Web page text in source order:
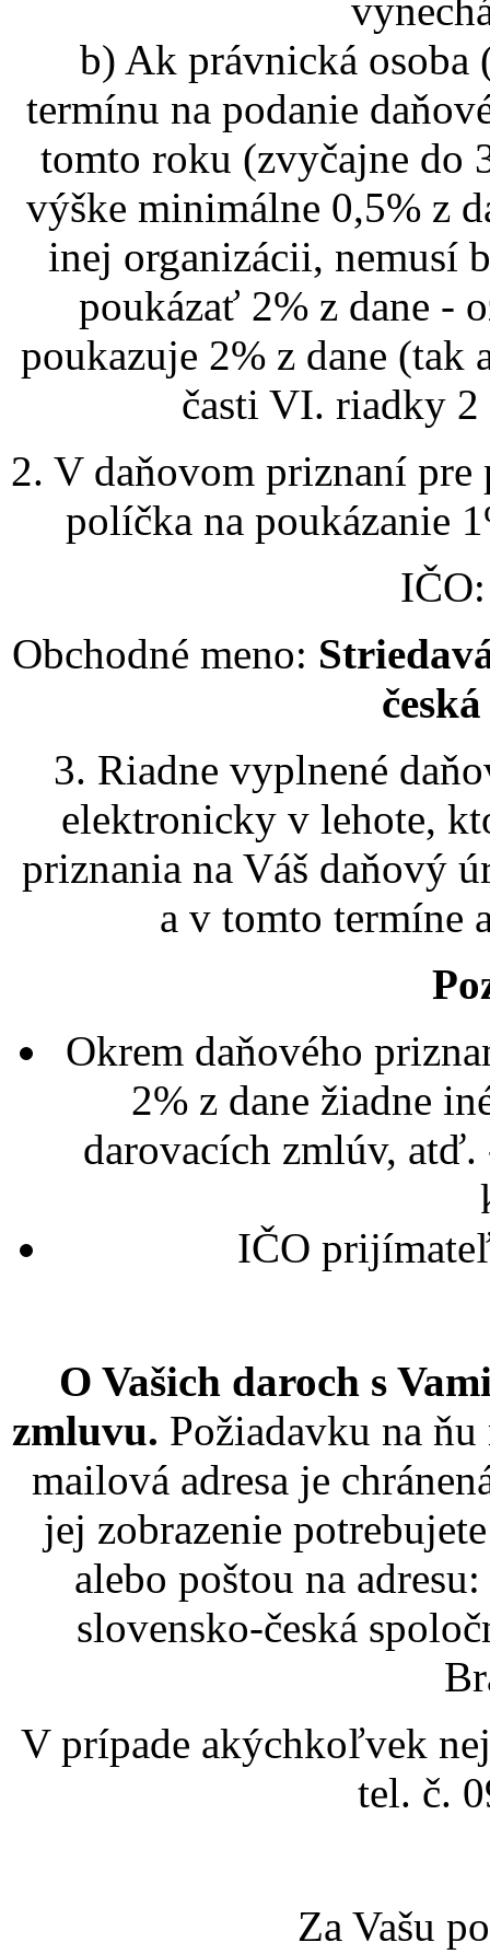
b) Ak právnická
termínu na podanie
tomto roku (zvyčajne do
výške minimálne 0,5% z
inej organizácii, nemusí
poukázať 2% z dane -
poukazuje 2% z dane
časti VI. riadky 2
2. V daňovom priznaní
políčka na poukázanie
Obchodné meno:
3. Riadne vyplnené
elektronicky v lehote,
priznania na Váš daňový
a v tomto termíne
Okrem daňového
2% z dane žiadne
darovacích zmlúv,
IČO
O Vašich daroch s
zmluvu. Požiadavku na
mailová adresa je
jej zobrazenie
alebo poštou na
slovensko-česká
V prípade akýchkoľvek
tel. č.
Za Vašu